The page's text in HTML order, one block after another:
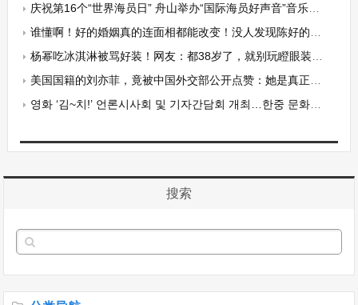
庆祝第16个“世界海员日” 舟山举办“国际海员好声音”音乐晚会
谁懂啊！好的婚姻真的连面相都能改变！没人发现陈好的面相变了吗
杨幂吃冰淇淋被骂好装！网友：都38岁了，就别玩瞪眼装清纯可爱了
美国国籍的刘亦菲，竟被中国外交部公开点赞：她是真正的中华儿女
영화 ‘김~치!’ 언론시사회 및 기자간담회 개최…한중 문화교류의 장 마련
搜索